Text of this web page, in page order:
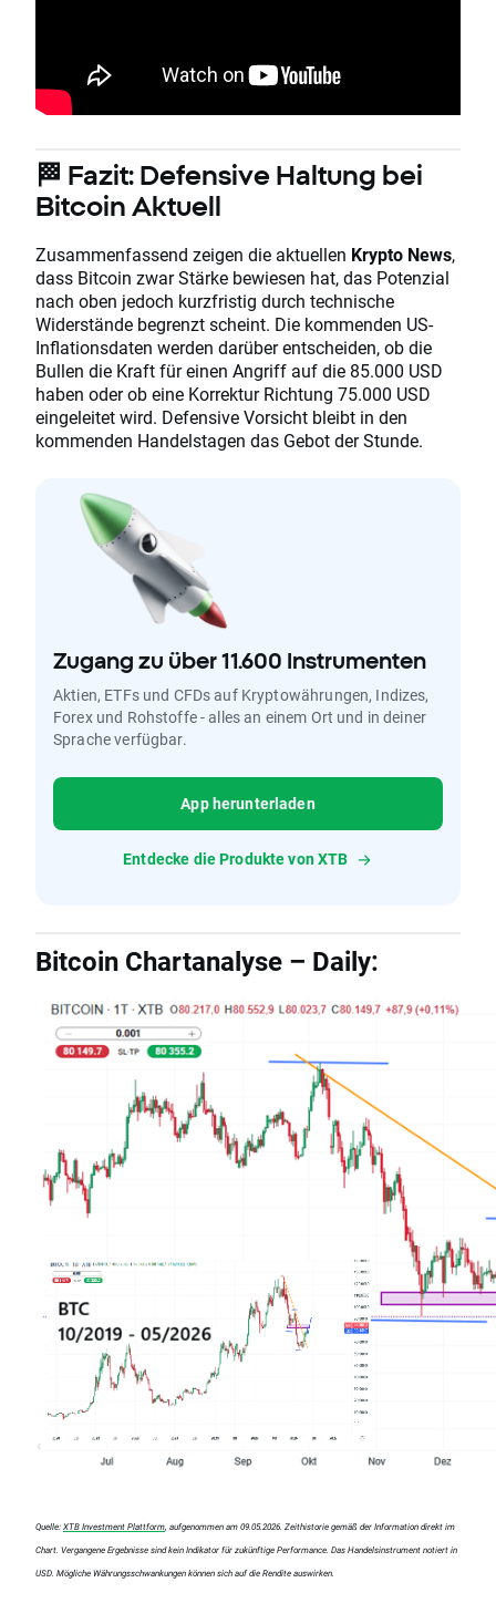
🏁 Fazit: Defensive Haltung bei
Bitcoin Aktuell
Zusammenfassend zeigen die aktuellen Krypto News,
dass Bitcoin zwar Stärke bewiesen hat, das Potenzial
nach oben jedoch kurzfristig durch technische
Widerstände begrenzt scheint. Die kommenden US-
Inflationsdaten werden darüber entscheiden, ob die
Bullen die Kraft für einen Angriff auf die 85.000 USD
haben oder ob eine Korrektur Richtung 75.000 USD
eingeleitet wird. Defensive Vorsicht bleibt in den
kommenden Handelstagen das Gebot der Stunde.
Zugang zu über 11.600 Instrumenten
Aktien, ETFs und CFDs auf Kryptowährungen, Indizes,
Forex und Rohstoffe - alles an einem Ort und in deiner
Sprache verfügbar.
App herunterladen
Entdecke die Produkte von XTB
Bitcoin Chartanalyse – Daily:
Quelle: XTB Investment Plattform, aufgenommen am 09.05.2026. Zeithistorie gemäß der Information direkt im
Chart. Vergangene Ergebnisse sind kein Indikator für zukünftige Performance. Das Handelsinstrument notiert in
USD. Mögliche Währungsschwankungen können sich auf die Rendite auswirken.